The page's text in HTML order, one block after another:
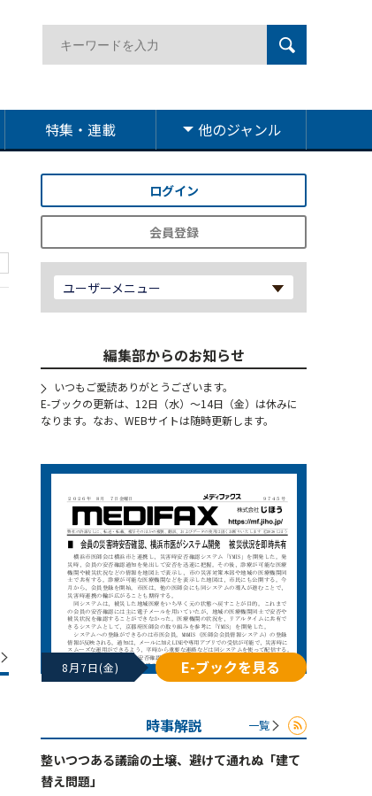
特集・連載 他のジャンル
ログイン
会員登録
ユーザーメニュー
編集部からのお知らせ
いつもご愛読ありがとうございます。
E-ブックの更新は、12日（水）～14日（金）は休みに
なります。なお、WEBサイトは随時更新します。
8月7日(金) E-ブックを見る
時事解説 一覧
整いつつある議論の土壌、避けて通れぬ「建て
替え問題」